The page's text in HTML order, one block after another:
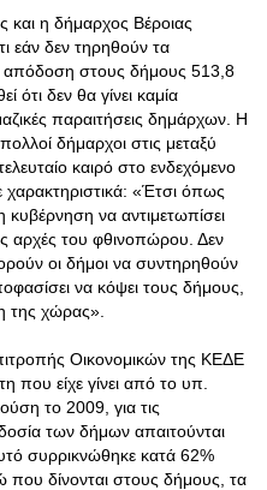
και η δήμαρχος Βέροιας
εάν δεν τηρηθούν τα
στους δήμους 513,8
ότι δεν θα γίνει καμία
παραιτήσεις δημάρχων. Η
δήμαρχοι στις μεταξύ
καιρό στο ενδεχόμενο
χαρακτηριστικά: «Έτσι όπως
κυβέρνηση να αντιμετωπίσει
αρχές του φθινοπώρου. Δεν
οι δήμοι να συντηρηθούν
να κόψει τους δήμους,
της χώρας».
Οικονομικών της ΚΕΔΕ
είχε γίνει από το υπ.
το 2009, για τις
των δήμων απαιτούνται
συρρικνώθηκε κατά 62%
δίνονται στους δήμους, τα